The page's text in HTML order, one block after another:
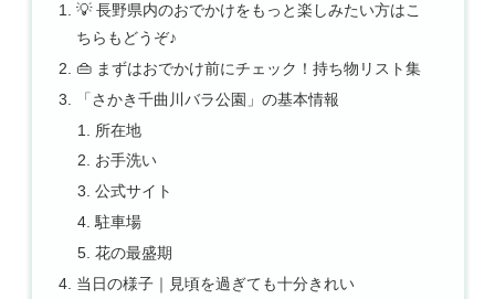
💡 長野県内のおでかけをもっと楽しみたい方はこ
ちらもどうぞ♪
👜 まずはおでかけ前にチェック！持ち物リスト集
「さかき千曲川バラ公園」の基本情報
所在地
お手洗い
公式サイト
駐車場
花の最盛期
当日の様子｜見頃を過ぎても十分きれい